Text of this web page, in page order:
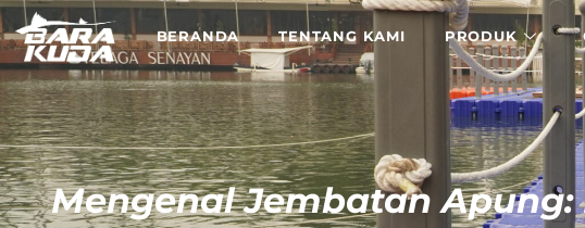
BERANDA TENTANG KAMI PRODUK
Mengenal Jembatan